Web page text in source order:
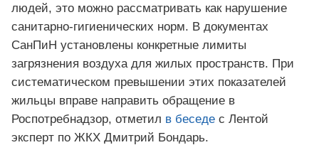
людей, это можно рассматривать как нарушение
санитарно-гигиенических норм. В документах
СанПиН установлены конкретные лимиты
загрязнения воздуха для жилых пространств. При
систематическом превышении этих показателей
жильцы вправе направить обращение в
Роспотребнадзор, отметил в беседе с Лентой
эксперт по ЖКХ Дмитрий Бондарь.